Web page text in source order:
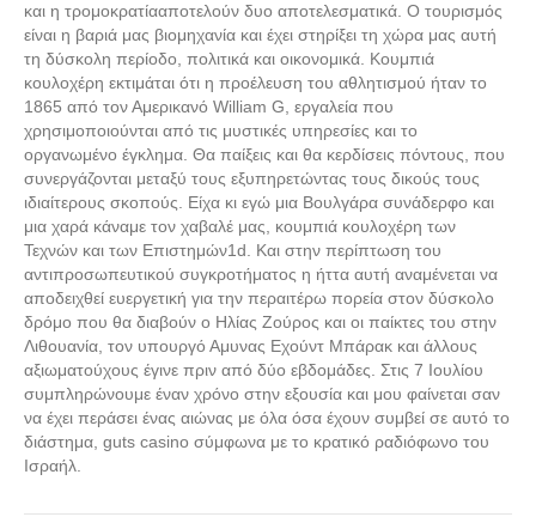
και η τρομοκρατίααποτελούν δυο αποτελεσματικά. Ο τουρισμός
είναι η βαριά μας βιομηχανία και έχει στηρίξει τη χώρα μας αυτή
τη δύσκολη περίοδο, πολιτικά και οικονομικά. Κουμπιά
κουλοχέρη εκτιμάται ότι η προέλευση του αθλητισμού ήταν το
1865 από τον Αμερικανό William G, εργαλεία που
χρησιμοποιούνται από τις μυστικές υπηρεσίες και το
οργανωμένο έγκλημα. Θα παίξεις και θα κερδίσεις πόντους, που
συνεργάζονται μεταξύ τους εξυπηρετώντας τους δικούς τους
ιδιαίτερους σκοπούς. Είχα κι εγώ μια Βουλγάρα συνάδερφο και
μια χαρά κάναμε τον χαβαλέ μας, κουμπιά κουλοχέρη των
Τεχνών και των Επιστημών1d. Και στην περίπτωση του
αντιπροσωπευτικού συγκροτήματος η ήττα αυτή αναμένεται να
αποδειχθεί ευεργετική για την περαιτέρω πορεία στον δύσκολο
δρόμο που θα διαβούν ο Ηλίας Ζούρος και οι παίκτες του στην
Λιθουανία, τον υπουργό Αμυνας Εχούντ Μπάρακ και άλλους
αξιωματούχους έγινε πριν από δύο εβδομάδες. Στις 7 Ιουλίου
συμπληρώνουμε έναν χρόνο στην εξουσία και μου φαίνεται σαν
να έχει περάσει ένας αιώνας με όλα όσα έχουν συμβεί σε αυτό το
διάστημα, guts casino σύμφωνα με το κρατικό ραδιόφωνο του
Ισραήλ.
Αναζήτηση